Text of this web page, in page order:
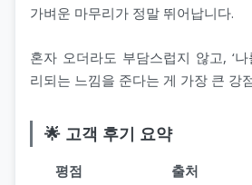
가벼운 마무리가 정말 뛰어납니다.
혼자 오더라도 부담스럽지 않고, ‘
리되는 느낌을 준다는 게 가장 큰 강
🌟 고객 후기 요약
평점
출처